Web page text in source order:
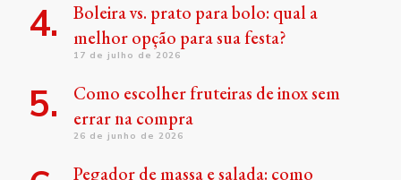
Boleira vs. prato para bolo: qual a
melhor opção para sua festa?
17 de julho de 2026
Como escolher fruteiras de inox sem
errar na compra
26 de junho de 2026
Pegador de massa e salada: como